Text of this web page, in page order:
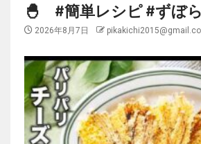
🐣 #簡単レシピ #ずぼ
2026年8月7日